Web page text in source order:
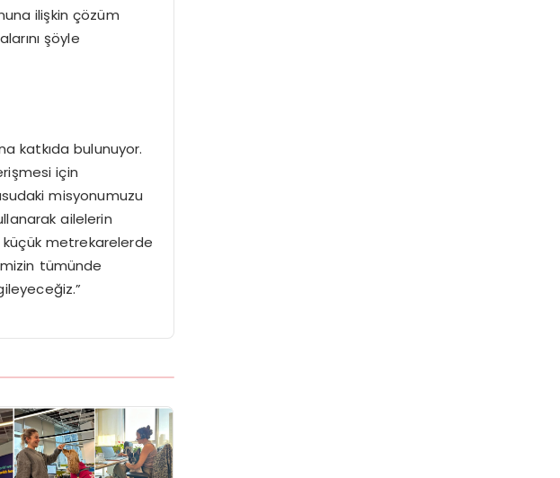
ilişkin çözüm
şöyle
katkıda bulunuyor.
için
misyonumuzu
ailelerin
küçük metrekarelerde
tümünde